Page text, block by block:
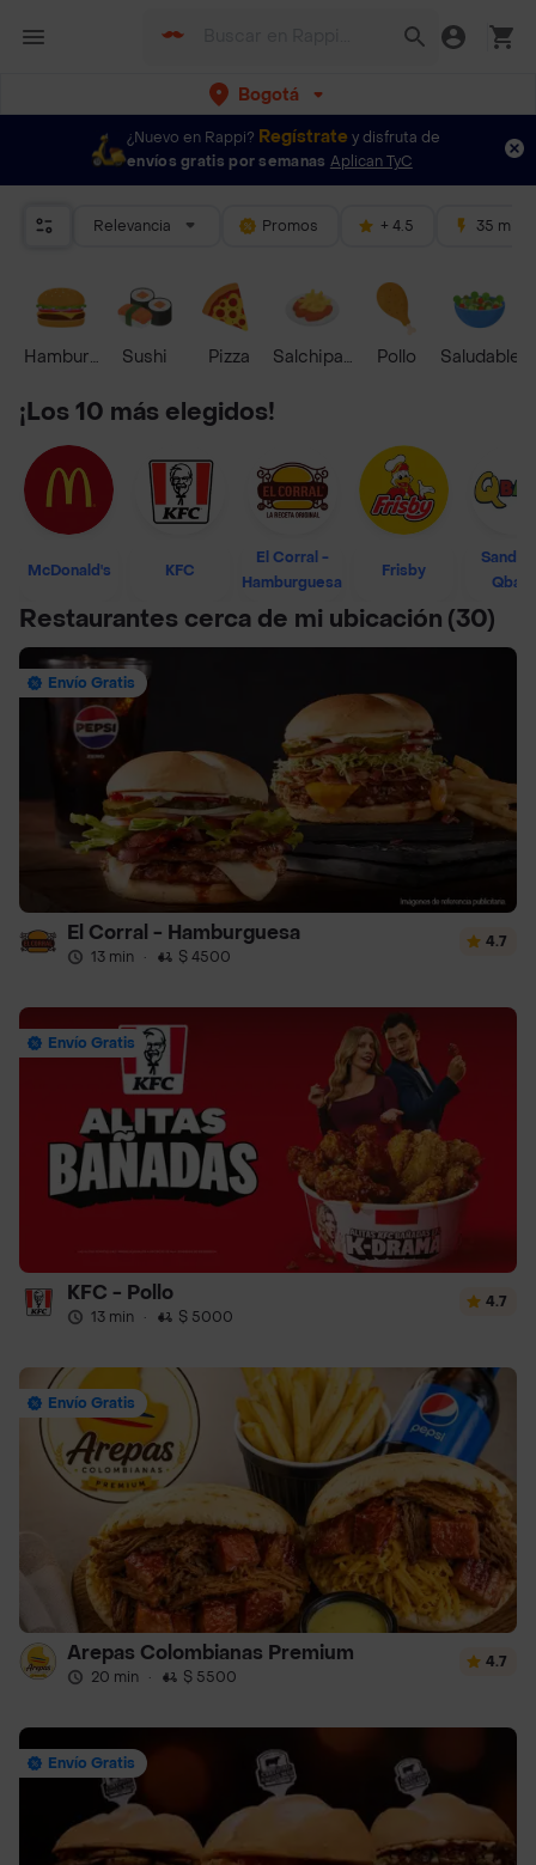
Bogotá
¿Nuevo en Rappi? Regístrate y disfruta de
envíos gratis por semanas Aplican TyC
Relevancia Promos + 4.5 35 mins
HamburguesaSushi Pizza Salchipapas Pollo Saludable
¡Los 10 más elegidos!
McDonald's KFC
El Corral -
Hamburguesa
Frisby
Restaurantes cerca de mi ubicación (30)
Envío Gratis
El Corral - Hamburguesa
13 min · $ 4500
4.7
Envío Gratis
KFC - Pollo
13 min · $ 5000
4.7
Envío Gratis
Arepas Colombianas Premium
20 min · $ 5500
4.7
Envío Gratis